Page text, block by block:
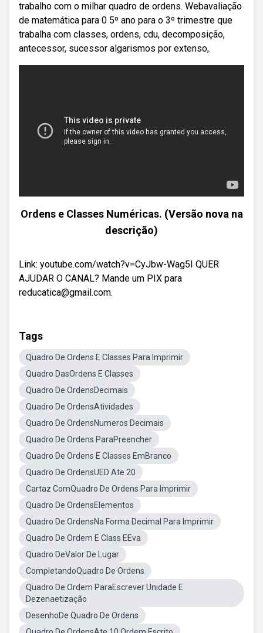
trabalho com o milhar quadro de ordens. Webavaliação
de matemática para 0 5º ano para o 3º trimestre que
trabalha com classes, ordens, cdu, decomposição,
antecessor, sucessor algarismos por extenso,.
Ordens e Classes Numéricas. (Versão nova na
descrição)
Link: youtube.com/watch?v=CyJbw-Wag5I QUER
AJUDAR O CANAL? Mande um PIX para
reducatica@gmail.com.
Tags
Quadro De Ordens E Classes Para Imprimir
Quadro DasOrdens E Classes
Quadro De OrdensDecimais
Quadro De OrdensAtividades
Quadro De OrdensNumeros Decimais
Quadro De Ordens ParaPreencher
Quadro De Ordens E Classes EmBranco
Quadro De OrdensUED Ate 20
Cartaz ComQuadro De Ordens Para Imprimir
Quadro De OrdensElementos
Quadro De OrdensNa Forma Decimal Para Imprimir
Quadro De Ordem E Class EEva
Quadro DeValor De Lugar
CompletandoQuadro De Ordens
Quadro De Ordem ParaEscrever Unidade E
Dezenaetização
DesenhoDe Quadro De Ordens